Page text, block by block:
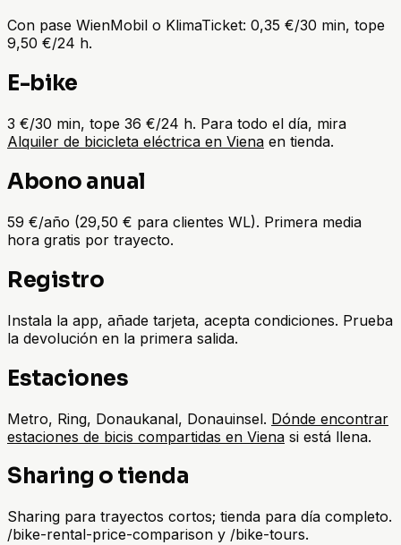
Con pase WienMobil o KlimaTicket: 0,35 €/30 min, tope
9,50 €/24 h.
E-bike
3 €/30 min, tope 36 €/24 h. Para todo el día, mira
Alquiler de bicicleta eléctrica en Viena en tienda.
Abono anual
59 €/año (29,50 € para clientes WL). Primera media
hora gratis por trayecto.
Registro
Instala la app, añade tarjeta, acepta condiciones. Prueba
la devolución en la primera salida.
Estaciones
Metro, Ring, Donaukanal, Donauinsel. Dónde encontrar
estaciones de bicis compartidas en Viena si está llena.
Sharing o tienda
Sharing para trayectos cortos; tienda para día completo.
/bike-rental-price-comparison y /bike-tours.